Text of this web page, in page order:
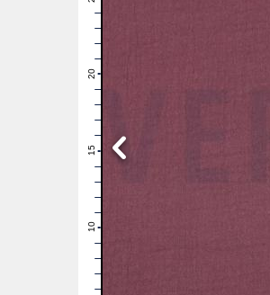
10
11
12
13
14
15
16
17
18
19
20
21
22
23
24